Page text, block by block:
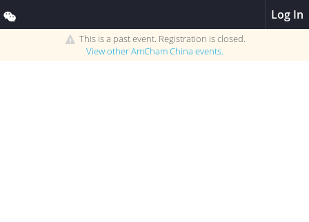
Log In
This is a past event. Registration is closed.
View otherAmCham China events.